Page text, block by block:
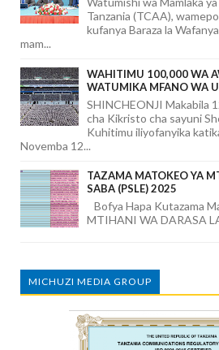
Tanzania (TCAA),
kufanya Baraza la
mam...
WAHITIMU 100,000 WA
WATUMIKA MFANO WA
SHINCHEONJI Makabila
cha Kikristo cha sayuni
Kuhitimu iliyofanyika
Novemba 12...
TAZAMA MATOKEO YA
SABA (PSLE) 2025
Bofya Hapa Kutazama
MTIHANI WA DARASA
MICHUZI MEDIA GROUP